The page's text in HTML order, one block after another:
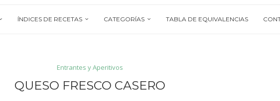
ÍNDICES DE RECETAS CATEGORÍAS TABLA DE EQUIVALENCIAS
Entrantes y Aperitivos
QUESO FRESCO CASERO